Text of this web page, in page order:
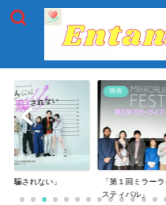
は騙されない」
映画
「第１回ミラー
スティバル」